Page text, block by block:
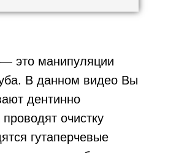
— это манипуляции
В данном видео Вы
дентинно
очистку
гутаперчевые